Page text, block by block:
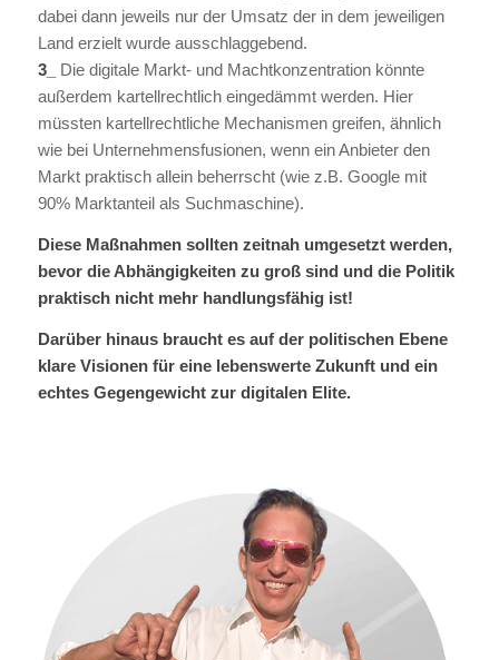
dabei dann jeweils nur der Umsatz der in dem jeweiligen
Land erzielt wurde ausschlaggebend.
3_
Die digitale Markt- und Machtkonzentration könnte
außerdem kartellrechtlich eingedämmt werden. Hier
müssten kartellrechtliche Mechanismen greifen, ähnlich
wie bei Unternehmensfusionen, wenn ein Anbieter den
Markt praktisch allein beherrscht (wie z.B. Google mit
90% Marktanteil als Suchmaschine).
Diese Maßnahmen sollten zeitnah umgesetzt werden,
bevor die Abhängigkeiten zu groß sind und die Politik
praktisch nicht mehr handlungsfähig ist!
Darüber hinaus braucht es auf der politischen Ebene
klare Visionen für eine lebenswerte Zukunft und ein
echtes Gegengewicht zur digitalen Elite.